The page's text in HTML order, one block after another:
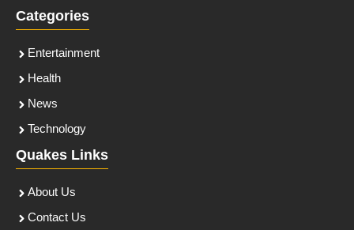
Categories
Entertainment
Health
News
Technology
Quakes Links
About Us
Contact Us